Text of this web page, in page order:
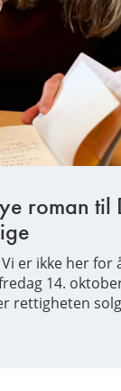
roman til
er ikke her for
14.
rettigheten